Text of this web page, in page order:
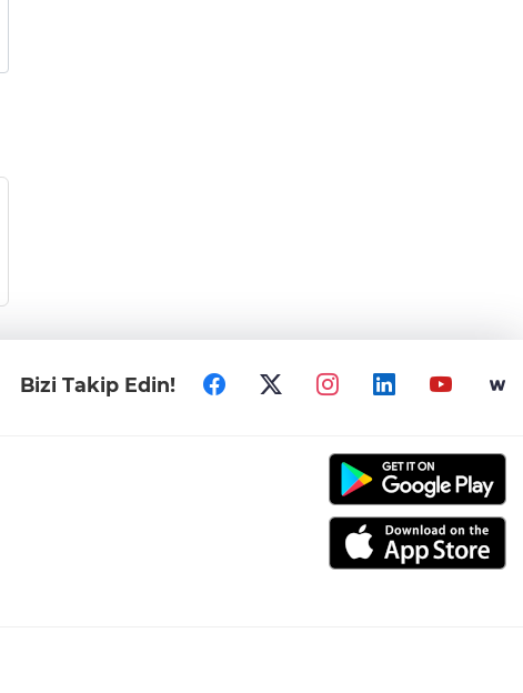
Bizi Takip Edin!